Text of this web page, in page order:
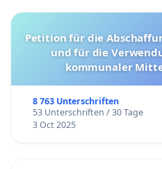
Petition für die Abschaffung der Tötungsstationen
und für die
kommunaler
8 763 Unterschriften
53 Unterschriften / 30 Tage
3 Oct 2025